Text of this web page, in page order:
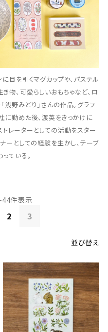
目を引くマグカップや、パステル
物、可愛らしいおもちゃなど、ロ
野みどり」さんの作品。グラフ
に勤めた後、渡英をきっかけに
レーターとしての活動をスター
ーとしての経験を生かし、テーブ
ている。
並び替え
-44件表示
2 3